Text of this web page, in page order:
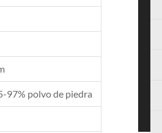
97% polvo de piedra